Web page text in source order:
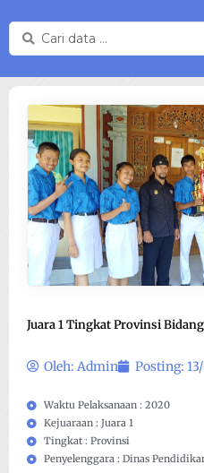
content
Search
...
Juara 1 Tingkat Provinsi
Oleh: Admin Posting:
Waktu Pelaksanaan : 2020
Kejuaraan : Juara 1
Tingkat : Provinsi
Penyelenggara : Dinas